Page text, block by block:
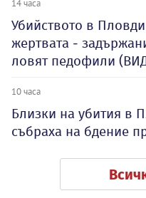
14 часа
Убийството в
жертвата -
ловят педофили
10 часа
Близки на убития в
събраха на бдение